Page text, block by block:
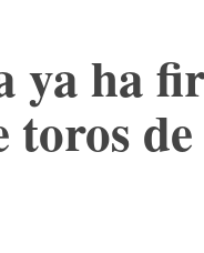
ya ha
toros